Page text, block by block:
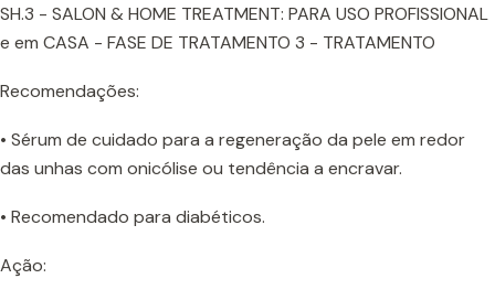
SH.3 - SALON & HOME TREATMENT: PARA USO PROFISSIONAL
e em CASA - FASE DE TRATAMENTO 3 - TRATAMENTO
Recomendações:
• Sérum de cuidado para a regeneração da pele em redor
das unhas com onicólise ou tendência a encravar.
• Recomendado para diabéticos.
Ação: